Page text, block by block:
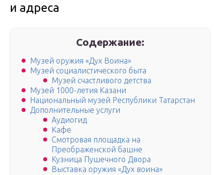
и адреса
Содержание:
Музей оружия «Дух Воина»
Музей социалистического быта
Музей счастливого детства
Музей 1000-летия Казани
Национальный музей Республики Татарстан
Дополнительные услуги
Аудиогид
Кафе
Смотровая площадка на
Преображенской башне
Кузница Пушечного Двора
Выставка оружия «Дух воина»